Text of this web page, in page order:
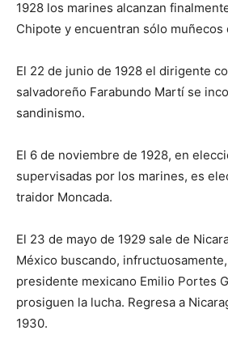
1928 los marines alcanzan
Chipote y encuentran sólo muñecos
El 22 de junio de 1928 el dirigente
salvadoreño Farabundo Martí se
sandinismo.
El 6 de noviembre de 1928, en
supervisadas por los marines, es
traidor Moncada.
El 23 de mayo de 1929 sale de
México buscando,
presidente mexicano Emilio Portes
prosiguen la lucha. Regresa a
1930.